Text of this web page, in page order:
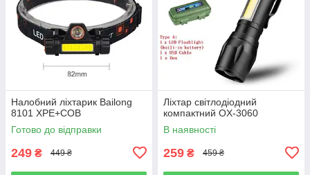
Налобний ліхтарик Bailong
8101 XPE+COB
Готово до відправки
249 ₴ 449 ₴
Ліхтар світлодіодний
компактний OX-3060
В наявності
259 ₴ 459 ₴